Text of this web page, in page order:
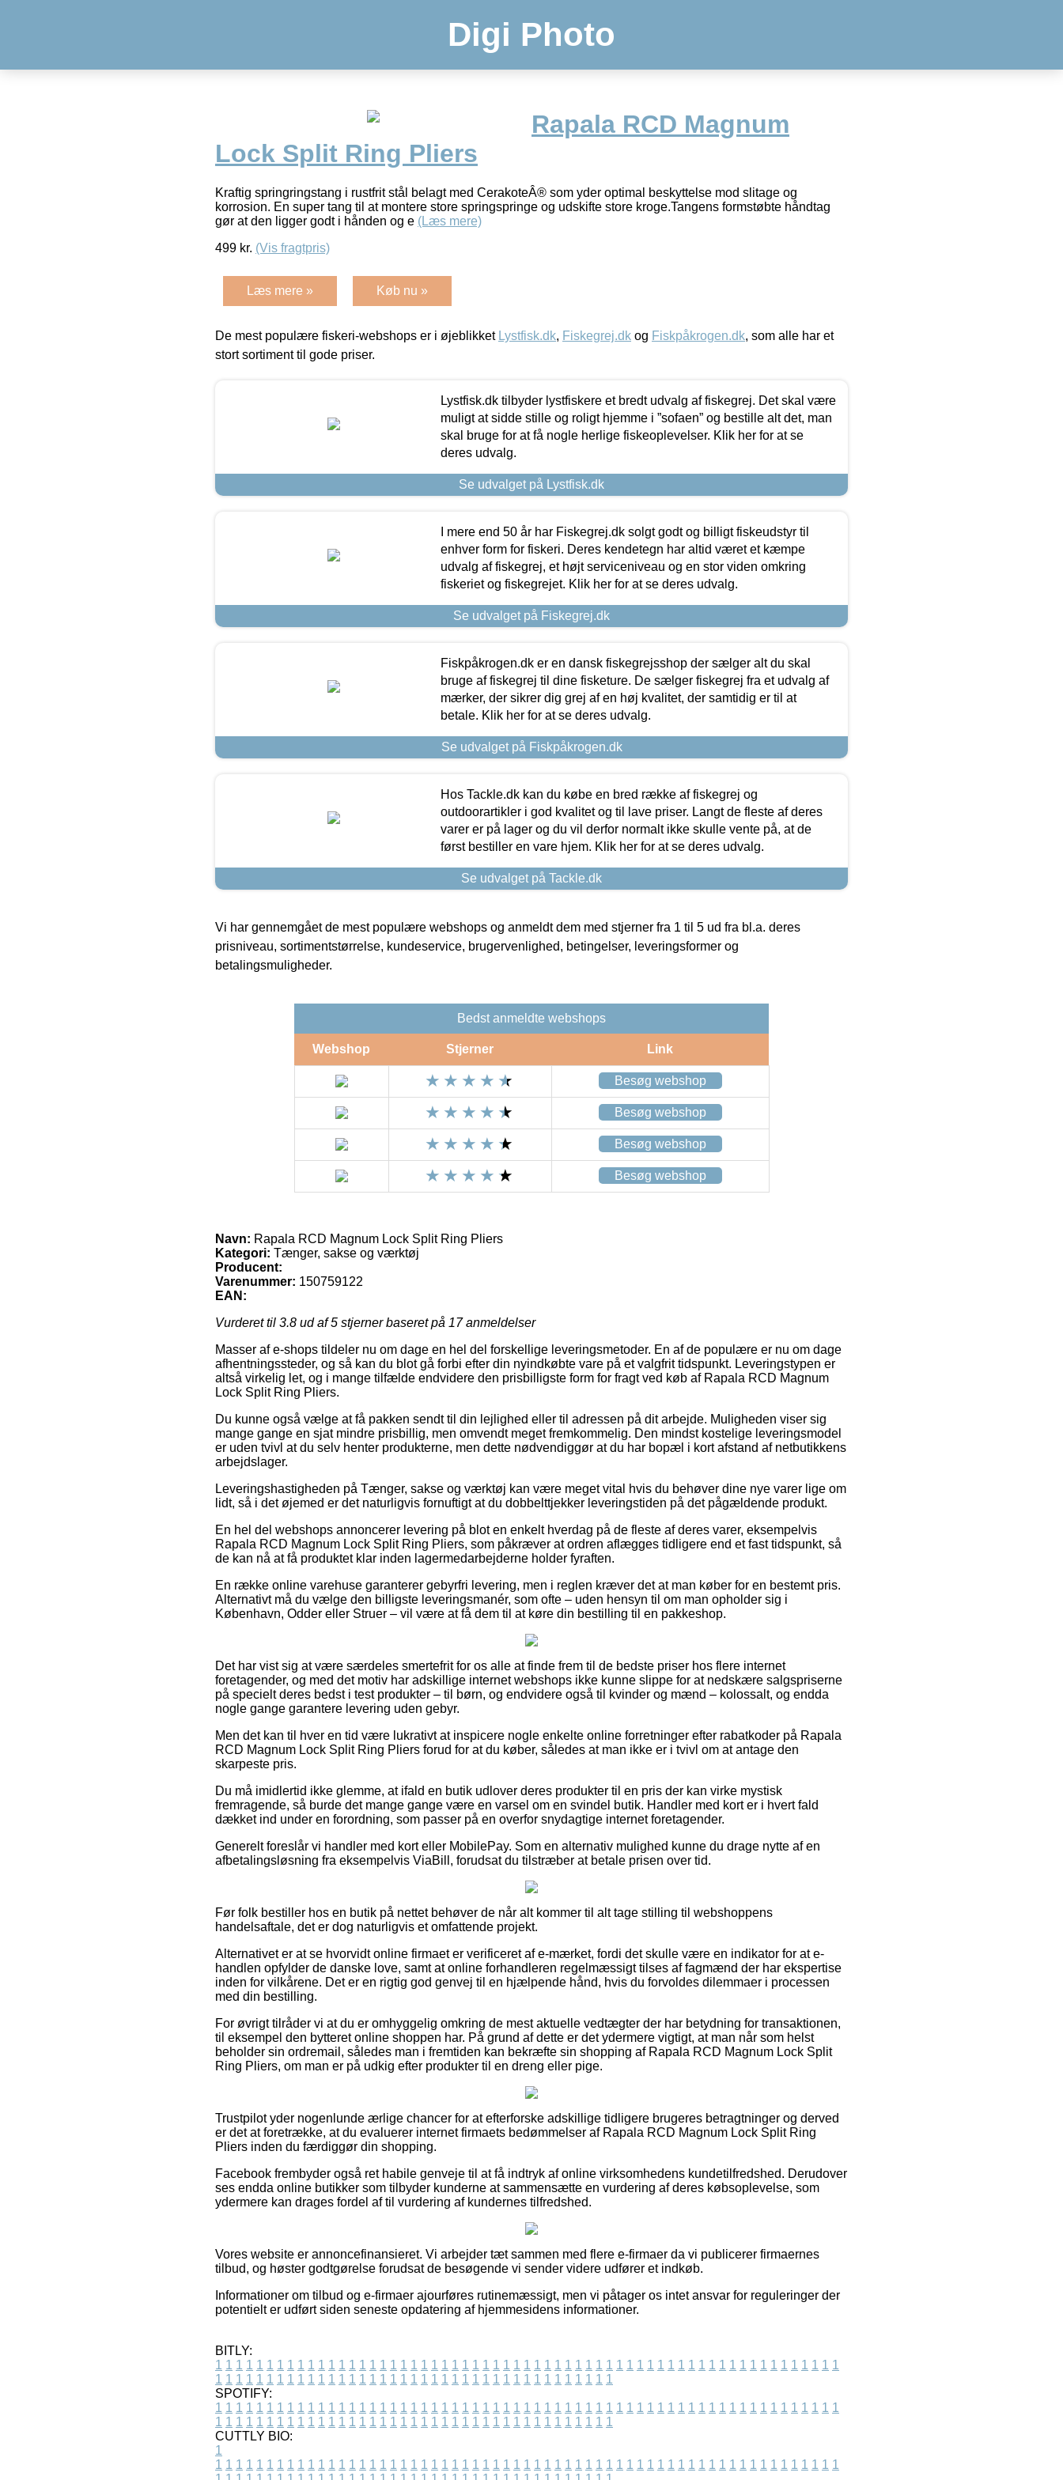
Digi Photo
Rapala RCD Magnum
Lock Split Ring Pliers
Kraftig springringstang i rustfrit stål belagt med CerakoteÂ® som yder optimal beskyttelse mod slitage og
korrosion. En super tang til at montere store springspringe og udskifte store kroge.Tangens formstøbte håndtag
gør at den ligger godt i hånden og e (Læs mere)
499 kr. (Vis fragtpris)
Læs mere » Køb nu »
De mest populære fiskeri-webshops er i øjeblikket Lystfisk.dk, Fiskegrej.dk og Fiskpåkrogen.dk, som alle har et
stort sortiment til gode priser.
Lystfisk.dk tilbyder lystfiskere et bredt udvalg af fiskegrej. Det skal være
muligt at sidde stille og roligt hjemme i ”sofaen” og bestille alt det, man
skal bruge for at få nogle herlige fiskeoplevelser. Klik her for at se
deres udvalg.
Se udvalget på Lystfisk.dk
I mere end 50 år har Fiskegrej.dk solgt godt og billigt fiskeudstyr til
enhver form for fiskeri. Deres kendetegn har altid været et kæmpe
udvalg af fiskegrej, et højt serviceniveau og en stor viden omkring
fiskeriet og fiskegrejet. Klik her for at se deres udvalg.
Se udvalget på Fiskegrej.dk
Fiskpåkrogen.dk er en dansk fiskegrejsshop der sælger alt du skal
bruge af fiskegrej til dine fisketure. De sælger fiskegrej fra et udvalg af
mærker, der sikrer dig grej af en høj kvalitet, der samtidig er til at
betale. Klik her for at se deres udvalg.
Se udvalget på Fiskpåkrogen.dk
Hos Tackle.dk kan du købe en bred række af fiskegrej og
outdoorartikler i god kvalitet og til lave priser. Langt de fleste af deres
varer er på lager og du vil derfor normalt ikke skulle vente på, at de
først bestiller en vare hjem. Klik her for at se deres udvalg.
Se udvalget på Tackle.dk
Vi har gennemgået de mest populære webshops og anmeldt dem med stjerner fra 1 til 5 ud fra bl.a. deres
prisniveau, sortimentstørrelse, kundeservice, brugervenlighed, betingelser, leveringsformer og
betalingsmuligheder.
Bedst anmeldte webshops
Webshop Stjerner Link
Besøg webshop
Besøg webshop
Besøg webshop
Besøg webshop
Navn: Rapala RCD Magnum Lock Split Ring Pliers
Kategori: Tænger, sakse og værktøj
Producent:
Varenummer: 150759122
EAN:
Vurderet til 3.8 ud af 5 stjerner baseret på 17anmeldelser
Masser af e-shops tildeler nu om dage en hel del forskellige leveringsmetoder. En af de populære er nu om dage
afhentningssteder, og så kan du blot gå forbi efter din nyindkøbte vare på et valgfrit tidspunkt. Leveringstypen er
altså virkelig let, og i mange tilfælde endvidere den prisbilligste form for fragt ved køb af Rapala RCD Magnum
Lock Split Ring Pliers.
Du kunne også vælge at få pakken sendt til din lejlighed eller til adressen på dit arbejde. Muligheden viser sig
mange gange en sjat mindre prisbillig, men omvendt meget fremkommelig. Den mindst kostelige leveringsmodel
er uden tvivl at du selv henter produkterne, men dette nødvendiggør at du har bopæl i kort afstand af netbutikkens
arbejdslager.
Leveringshastigheden på Tænger, sakse og værktøj kan være meget vital hvis du behøver dine nye varer lige om
lidt, så i det øjemed er det naturligvis fornuftigt at du dobbelttjekker leveringstiden på det pågældende produkt.
En hel del webshops annoncerer levering på blot en enkelt hverdag på de fleste af deres varer, eksempelvis
Rapala RCD Magnum Lock Split Ring Pliers, som påkræver at ordren aflægges tidligere end et fast tidspunkt, så
de kan nå at få produktet klar inden lagermedarbejderne holder fyraften.
En række online varehuse garanterer gebyrfri levering, men i reglen kræver det at man køber for en bestemt pris.
Alternativt må du vælge den billigste leveringsmanér, som ofte – uden hensyn til om man opholder sig i
København, Odder eller Struer – vil være at få dem til at køre din bestilling til en pakkeshop.
Det har vist sig at være særdeles smertefrit for os alle at finde frem til de bedste priser hos flere internet
foretagender, og med det motiv har adskillige internet webshops ikke kunne slippe for at nedskære salgspriserne
på specielt deres bedst i test produkter – til børn, og endvidere også til kvinder og mænd – kolossalt, og endda
nogle gange garantere levering uden gebyr.
Men det kan til hver en tid være lukrativt at inspicere nogle enkelte online forretninger efter rabatkoder på Rapala
RCD Magnum Lock Split Ring Pliers forud for at du køber, således at man ikke er i tvivl om at antage den
skarpeste pris.
Du må imidlertid ikke glemme, at ifald en butik udlover deres produkter til en pris der kan virke mystisk
fremragende, så burde det mange gange være en varsel om en svindel butik. Handler med kort er i hvert fald
dækket ind under en forordning, som passer på en overfor snydagtige internet foretagender.
Generelt foreslår vi handler med kort eller MobilePay. Som en alternativ mulighed kunne du drage nytte af en
afbetalingsløsning fra eksempelvis ViaBill, forudsat du tilstræber at betale prisen over tid.
Før folk bestiller hos en butik på nettet behøver de når alt kommer til alt tage stilling til webshoppens
handelsaftale, det er dog naturligvis et omfattende projekt.
Alternativet er at se hvorvidt online firmaet er verificeret af e-mærket, fordi det skulle være en indikator for at e-
handlen opfylder de danske love, samt at online forhandleren regelmæssigt tilses af fagmænd der har ekspertise
inden for vilkårene. Det er en rigtig god genvej til en hjælpende hånd, hvis du forvoldes dilemmaer i processen
med din bestilling.
For øvrigt tilråder vi at du er omhyggelig omkring de mest aktuelle vedtægter der har betydning for transaktionen,
til eksempel den bytteret online shoppen har. På grund af dette er det ydermere vigtigt, at man når som helst
beholder sin ordremail, således man i fremtiden kan bekræfte sin shopping af Rapala RCD Magnum Lock Split
Ring Pliers, om man er på udkig efter produkter til en dreng eller pige.
Trustpilot yder nogenlunde ærlige chancer for at efterforske adskillige tidligere brugeres betragtninger og derved
er det at foretrække, at du evaluerer internet firmaets bedømmelser af Rapala RCD Magnum Lock Split Ring
Pliers inden du færdiggør din shopping.
Facebook frembyder også ret habile genveje til at få indtryk af online virksomhedens kundetilfredshed. Derudover
ses endda online butikker som tilbyder kunderne at sammensætte en vurdering af deres købsoplevelse, som
ydermere kan drages fordel af til vurdering af kundernes tilfredshed.
Vores website er annoncefinansieret. Vi arbejder tæt sammen med flere e-firmaer da vi publicerer firmaernes
tilbud, og høster godtgørelse forudsat de besøgende vi sender videre udfører et indkøb.
Informationer om tilbud og e-firmaer ajourføres rutinemæssigt, men vi påtager os intet ansvar for reguleringer der
potentielt er udført siden seneste opdatering af hjemmesidens informationer.
BITLY:
1 1 1 1 1 1 1 1 1 1 1 1 1 1 1 1 1 1 1 1 1 1 1 1 1 1 1 1 1 1 1 1 1 1 1 1 1 1 1 1 1 1 1 1 1 1 1 1 1 1 1 1 1 1 1 1 1 1 1 1 1
1 1 1 1 1 1 1 1 1 1 1 1 1 1 1 1 1 1 1 1 1 1 1 1 1 1 1 1 1 1 1 1 1 1 1 1 1 1 1
SPOTIFY:
1 1 1 1 1 1 1 1 1 1 1 1 1 1 1 1 1 1 1 1 1 1 1 1 1 1 1 1 1 1 1 1 1 1 1 1 1 1 1 1 1 1 1 1 1 1 1 1 1 1 1 1 1 1 1 1 1 1 1 1 1
1 1 1 1 1 1 1 1 1 1 1 1 1 1 1 1 1 1 1 1 1 1 1 1 1 1 1 1 1 1 1 1 1 1 1 1 1 1 1
CUTTLY BIO:
1
1 1 1 1 1 1 1 1 1 1 1 1 1 1 1 1 1 1 1 1 1 1 1 1 1 1 1 1 1 1 1 1 1 1 1 1 1 1 1 1 1 1 1 1 1 1 1 1 1 1 1 1 1 1 1 1 1 1 1 1 1